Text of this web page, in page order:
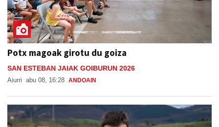
Potx magoak girotu du goiza
SAN ESTEBAN JAIAK GOIBURUN 2026
Aiurri abu 08, 16:28 ANDOAIN